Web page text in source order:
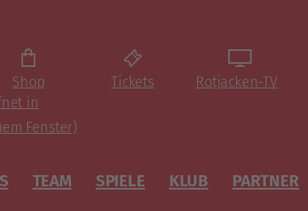
Shop
in
Fenster)
Tickets Rotjacken-TV
TEAM SPIELE KLUB PARTNER